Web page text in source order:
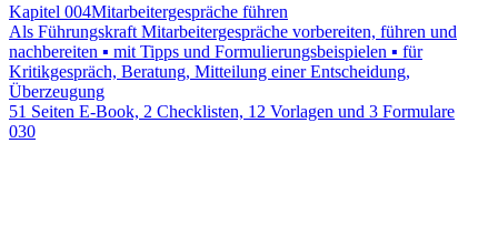
Kapitel 004Mitarbeitergespräche führen
Als Führungskraft Mitarbeitergespräche vorbereiten, führen und
nachbereiten ▪ mit Tipps und Formulierungsbeispielen ▪ für
Kritikgespräch, Beratung, Mitteilung einer Entscheidung,
Überzeugung
51 Seiten E-Book, 2 Checklisten, 12 Vorlagen und 3 Formulare
030